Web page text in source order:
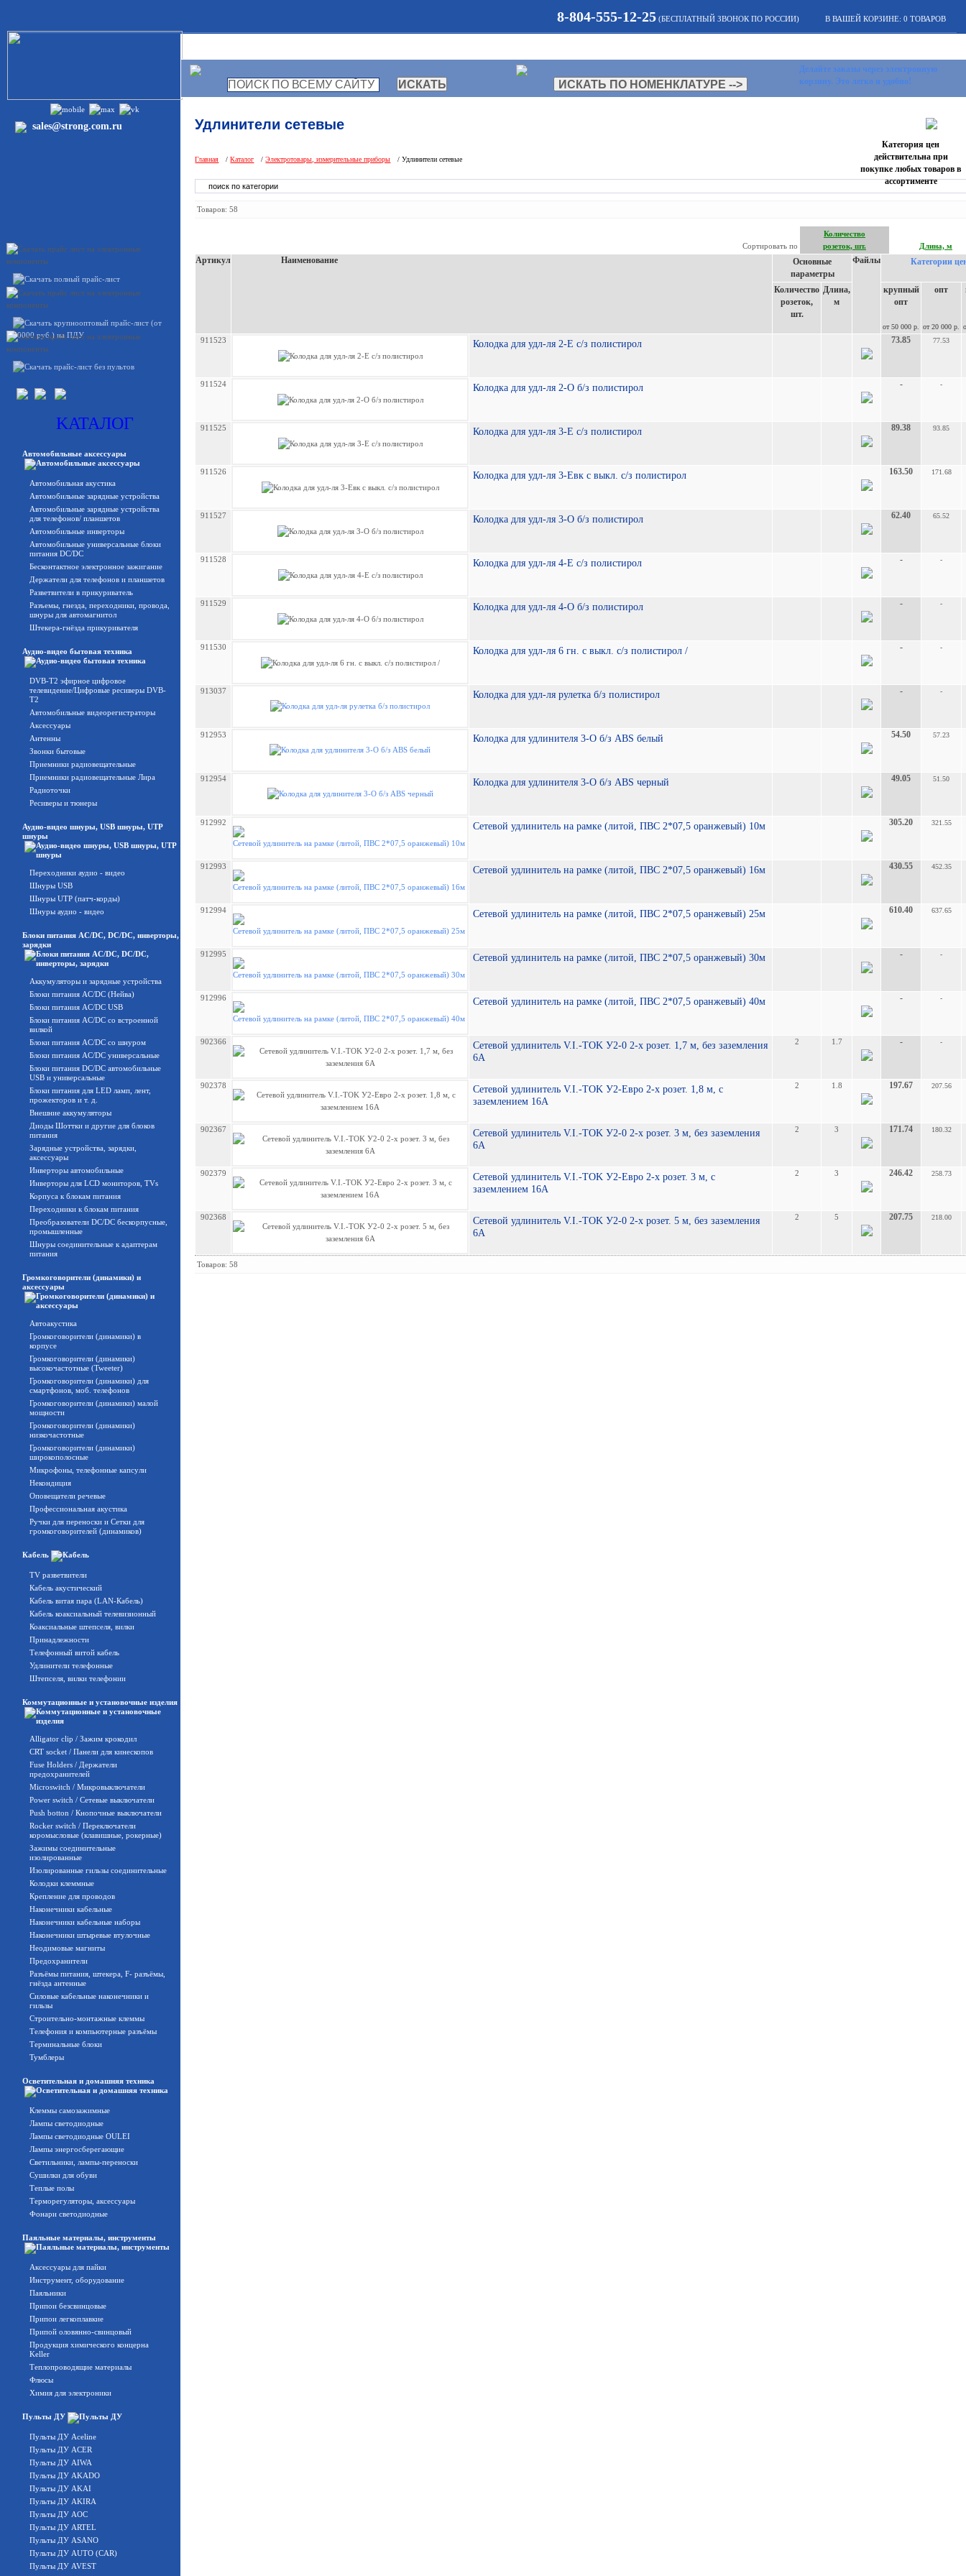
8-804-555-12-25(БЕСПЛАТНЫЙ ЗВОНОК ПО РОССИИ) В ВАШЕЙ КОРЗИНЕ: 0 ТОВАРОВ
sales@strong.com.ru
KATAЛОГ
Автомобильные аксессуары
Автомобильная акустика
Автомобильные зарядные устройства
Автомобильные зарядные устройства
для телефонов/ планшетов
Автомобильные инверторы
Автомобильные универсальные блоки
питания DC/DC
Бесконтактное электронное зажигание
Держатели для телефонов и планшетов
Разветвители в прикуриватель
Разъемы, гнезда, переходники, провода,
шнуры для автомагнитол
Штекера-гнёзда прикуривателя
Аудио-видео бытовая техника
DVB-T2 эфирное цифровое
телевидение/Цифровые ресиверы DVB-
T2
Автомобильные видеорегистраторы
Аксессуары
Антенны
Звонки бытовые
Приемники радиовещательные
Приемники радиовещательные Лира
Радиоточки
Ресиверы и тюнеры
Аудио-видео шнуры, USB шнуры, UTP
шнуры
Переходники аудио - видео
Шнуры USB
Шнуры UTP (патч-корды)
Шнуры аудио - видео
Блоки питания AC/DC, DC/DC, инверторы,
зарядки
Аккумуляторы и зарядные устройства
Блоки питания AC/DC (Нейва)
Блоки питания AC/DC USB
Блоки питания AC/DC со встроенной
вилкой
Блоки питания AC/DC со шнуром
Блоки питания AC/DC универсальные
Блоки питания DC/DC автомобильные
USB и универсальные
Блоки питания для LED ламп, лент,
прожекторов и т. д.
Внешние аккумуляторы
Диоды Шоттки и другие для блоков
питания
Зарядные устройства, зарядки,
аксессуары
Инверторы автомобильные
Инверторы для LCD мониторов, TVs
Корпуса к блокам питания
Переходники к блокам питания
Преобразователи DC/DC бескорпусные,
промышленные
Шнуры соединительные к адаптерам
питания
Громкоговорители (динамики) и
аксессуары
Автоакустика
Громкоговорители (динамики) в
корпусе
Громкоговорители (динамики)
высокочастотные (Tweeter)
Громкоговорители (динамики) для
смартфонов, моб. телефонов
Громкоговорители (динамики) малой
мощности
Громкоговорители (динамики)
низкочастотные
Громкоговорители (динамики)
широкополосные
Микрофоны, телефонные капсули
Некондиция
Оповещатели речевые
Профессиональная акустика
Ручки для переноски и Сетки для
громкоговорителей (динамиков)
Кабель
TV разветвители
Кабель акустический
Кабель витая пара (LAN-Кабель)
Кабель коаксиальный телевизионный
Коаксиальные штепселя, вилки
Принадлежности
Телефонный витой кабель
Удлинители телефонные
Штепселя, вилки телефонии
Коммутационные и установочные изделия
Alligator clip / Зажим крокодил
CRT socket / Панели для кинескопов
Fuse Holders / Держатели
предохранителей
Microswitch / Микровыключатели
Power switch / Сетевые выключатели
Push botton / Кнопочные выключатели
Rocker switch / Переключатели
коромысловые (клавишные, рокерные)
Зажимы соединительные
изолированные
Изолированные гильзы соединительные
Колодки клеммные
Крепление для проводов
Наконечники кабельные
Наконечники кабельные наборы
Наконечники штыревые втулочные
Неодимовые магниты
Предохранители
Разъёмы питания, штекера, F- разъёмы,
гнёзда антенные
Силовые кабельные наконечники и
гильзы
Строительно-монтажные клеммы
Телефония и компьютерные разъёмы
Терминальные блоки
Тумблеры
Осветительная и домашняя техника
Клеммы самозажимные
Лампы светодиодные
Лампы светодиодные OULEI
Лампы энергосберегающие
Светильники, лампы-переноски
Сушилки для обуви
Теплые полы
Терморегуляторы, аксессуары
Фонари светодиодные
Паяльные материалы, инструменты
Аксессуары для пайки
Инструмент, оборудование
Паяльники
Припои безсвинцовые
Припои легкоплавкие
Припой оловянно-свинцовый
Продукция химического концерна
Keller
Теплопроводящие материалы
Флюсы
Химия для электроники
Пульты ДУ
Пульты ДУ Aceline
Пульты ДУ ACER
Пульты ДУ AIWA
Пульты ДУ AKADO
Пульты ДУ AKAI
Пульты ДУ AKIRA
Пульты ДУ AOC
Пульты ДУ ARTEL
Пульты ДУ ASANO
Пульты ДУ AUTO (CAR)
Пульты ДУ AVEST
Делайте заказы через электронную
корзину. Это легко и удобно!
Категория цен
действительна при
покупке любых товаров в
ассортименте
Удлинители сетевые
Главная /Каталог /Электротовары, измерительные приборы / Удлинители сетевые
Товаров: 58
Сортировать по
Количество
розеток, шт.
Длина, м
Артикул Наименование
Основные
параметры
Файлы Категории
Количество
розеток,
шт.
Длина,
м
крупный
опт
от 50 000 р.
опт
от 20 000 р.
911523 Колодка для удл-ля 2-Е с/з полистирол 73.85 77.53
911524 Колодка для удл-ля 2-О б/з полистирол - -
911525 Колодка для удл-ля 3-Е с/з полистирол 89.38 93.85
911526 Колодка для удл-ля 3-Евк с выкл. с/з полистирол 163.50 171.68
911527 Колодка для удл-ля 3-О б/з полистирол 62.40 65.52
911528 Колодка для удл-ля 4-Е с/з полистирол - -
911529 Колодка для удл-ля 4-О б/з полистирол - -
911530 Колодка для удл-ля 6 гн. с выкл. с/з полистирол / - -
913037 Колодка для удл-ля рулетка б/з полистирол - -
912953 Колодка для удлинителя 3-О б/з ABS белый 54.50 57.23
912954 Колодка для удлинителя 3-О б/з ABS черный 49.05 51.50
912992 Сетевой удлинитель на рамке (литой, ПВС 2*07,5 оранжевый) 10м 305.20 321.55
912993 Сетевой удлинитель на рамке (литой, ПВС 2*07,5 оранжевый) 16м 430.55 452.35
912994 Сетевой удлинитель на рамке (литой, ПВС 2*07,5 оранжевый) 25м 610.40 637.65
912995 Сетевой удлинитель на рамке (литой, ПВС 2*07,5 оранжевый) 30м - -
912996 Сетевой удлинитель на рамке (литой, ПВС 2*07,5 оранжевый) 40м - -
902366
Сетевой удлинитель V.I.-TOK У2-0 2-х розет. 1,7 м, без заземления
6A
2 1.7 - -
902378
Сетевой удлинитель V.I.-TOK У2-Eвро 2-х розет. 1,8 м, с
заземлением 16A
2 1.8 197.67 207.56
902367
Сетевой удлинитель V.I.-TOK У2-0 2-х розет. 3 м, без заземления
6A
2 3 171.74 180.32
902379
Сетевой удлинитель V.I.-TOK У2-Eвро 2-х розет. 3 м, с
заземлением 16A
2 3 246.42 258.73
902368
Сетевой удлинитель V.I.-TOK У2-0 2-х розет. 5 м, без заземления
6A
2 5 207.75 218.00
Товаров: 58